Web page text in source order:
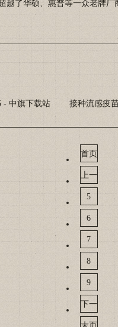
了华硕、惠普等一众老牌厂
中旗下载站 接种流感疫苗
首页
上一
页
5
6
7
8
9
下一
页